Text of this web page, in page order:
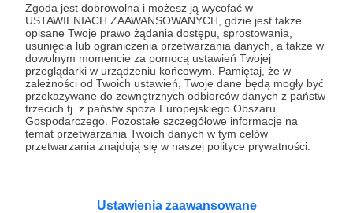
Zgoda jest dobrowolna i możesz ją wycofać w
USTAWIENIACH ZAAWANSOWANYCH, gdzie jest także
opisane Twoje prawo żądania dostępu, sprostowania,
usunięcia lub ograniczenia przetwarzania danych, a także w
dowolnym momencie za pomocą ustawień Twojej
przeglądarki w urządzeniu końcowym. Pamiętaj, że w
zależności od Twoich ustawień, Twoje dane będą mogły być
przekazywane do zewnętrznych odbiorców danych z państw
trzecich tj. z państw spoza Europejskiego Obszaru
Gospodarczego. Pozostałe szczegółowe informacje na
temat przetwarzania Twoich danych w tym celów
przetwarzania znajdują się w naszej polityce prywatności.
Ustawienia zaawansowane
dusznø podcast
Zobacz profil autora